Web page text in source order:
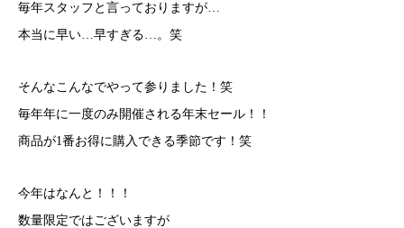
毎年スタッフと言っておりますが…
本当に早い…早すぎる…。笑
そんなこんなでやって参りました！笑
毎年年に一度のみ開催される年末セール！！
商品が1番お得に購入できる季節です！笑
今年はなんと！！！
数量限定ではございますが